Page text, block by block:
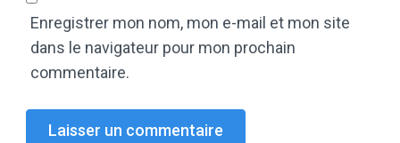
Enregistrer mon nom, mon e-mail et mon site
dans le navigateur pour mon prochain
commentaire.